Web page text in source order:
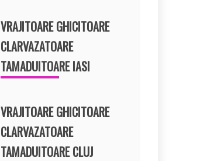
VRAJITOARE GHICITOARE
CLARVAZATOARE
TAMADUITOARE IASI
VRAJITOARE GHICITOARE
CLARVAZATOARE
TAMADUITOARE CLUJ